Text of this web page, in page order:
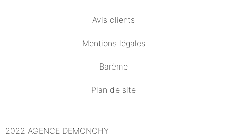
Avis clients
Mentions légales
Barème
Plan de site
2022 AGENCE DEMONCHY